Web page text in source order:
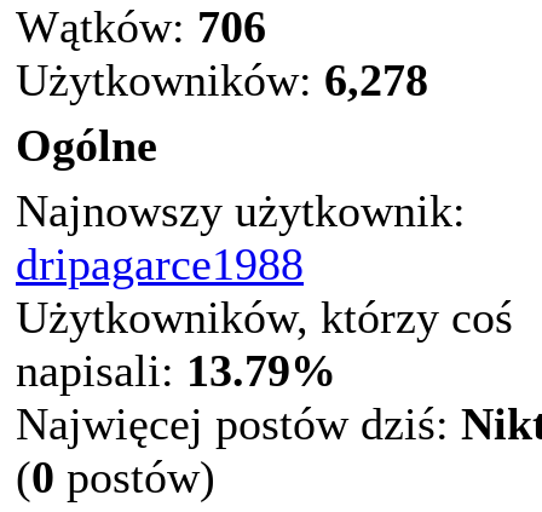
Wątków: 706
Użytkowników: 6,278
Ogólne
Najnowszy użytkownik:
dripagarce1988
Użytkowników, którzy coś
napisali: 13.79%
Najwięcej postów dziś:
(0 postów)